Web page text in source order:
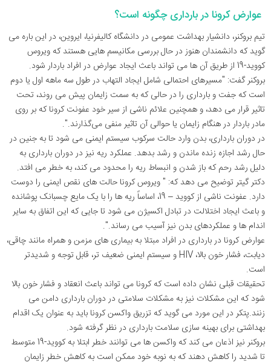
عوارض کرونا در بارداری چگونه است؟
تیم بروکنر، دانشیار بهداشت عمومی در دانشگاه کالیفرنیا، ایروین، در این باره می
گوید که دانشمندان هنوز در حال بررسی مکانیسم‌ هایی هستند که ویروس
کووید-19 از طریق آن ها می ‌تواند باعث ایجاد عوارض در افراد باردار شود.
بروکنر گفت: "مسیرهای احتمالی شامل ایجاد التهاب در طول سه ماهه اول یا دوم
است که جفت و بارداری را در حالی که به سمت زایمان پیش می ‌روند، تحت
تاثیر قرار می ‌دهد، و همچنین علائم ناشی از سیر خود عفونت کرونا که بر روی
مادر باردار در هنگام زایمان یا حوالی آن تاثیر منفی می‌گذارند.".
در دوران بارداری، بدن وارد حالت سرکوب سیستم ایمنی می شود تا به جنین در
حال رشد اجازه زنده ماندن و رشد بدهد. عملکرد ریه نیز در دوران بارداری به
دلیل رشد رحم که باز شدن و انبساط ریه را محدود می کند، به خطر می افتد.
دکتر گیتر توضیح می دهد که: " ویروس کرونا حالت های نقص ایمنی را دوست
دارد. عفونت ناشی از کووید – 19، اساساً ریه ‌ها را با یک مایع چسبانک پوشانده
و باعث ایجاد اختلالت در تبادل اکسیژن می شود تا جایی که این اتفاق به سایر
اندام ها و عملکردهای بدن نیز آسیب می رساند.".
عوارض کرونا در بارداری در افراد مبتلا به بیماری‌ های مزمن و همراه مانند چاقی،
دیابت، فشار خون بالا، HIV و سیستم ایمنی ضعیف‌ تر، قابل توجه و شدیدتر
است.
تحقیقات قبلی نشان داده است که کرونا می تواند باعث انعقاد و فشار خون بالا
شود که این مشکلات نیز به مشکلات سلامتی در دوران بارداری دامن می
زنند.پتکر در این مورد می گوید که تزریق واکسن کرونا باید به عنوان یک اقدام
بهداشتی برای بهینه سازی سلامت بارداری در نظر گرفته شود.
بروکنر نیز اذعان می کند که واکسن ها می توانند خطر ابتلا به کووید-19 متوسط
تا شدید را کاهش دهند که به نوبه خود ممکن است به کاهش خطر زایمان